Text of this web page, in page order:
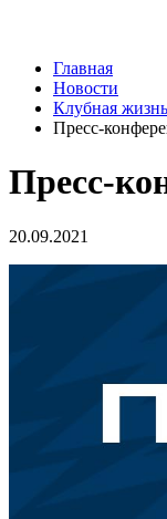
Главная
Новости
Клубная жизнь
Пресс-
Пресс-
20.09.2021